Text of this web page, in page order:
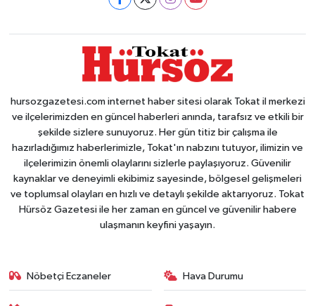
hursozgazetesi.com internet haber sitesi olarak Tokat il merkezi
ve ilçelerimizden en güncel haberleri anında, tarafsız ve etkili bir
şekilde sizlere sunuyoruz. Her gün titiz bir çalışma ile
hazırladığımız haberlerimizle, Tokat'ın nabzını tutuyor, ilimizin ve
ilçelerimizin önemli olaylarını sizlerle paylaşıyoruz. Güvenilir
kaynaklar ve deneyimli ekibimiz sayesinde, bölgesel gelişmeleri
ve toplumsal olayları en hızlı ve detaylı şekilde aktarıyoruz. Tokat
Hürsöz Gazetesi ile her zaman en güncel ve güvenilir habere
ulaşmanın keyfini yaşayın.
Nöbetçi Eczaneler Hava Durumu